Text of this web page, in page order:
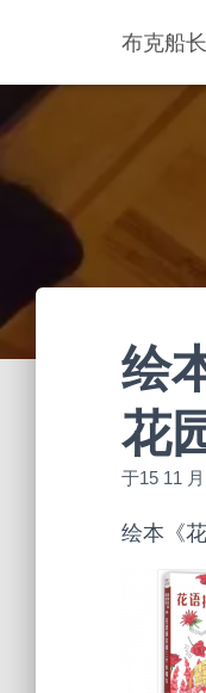
布克船长
绘
花
于15 11
绘本《